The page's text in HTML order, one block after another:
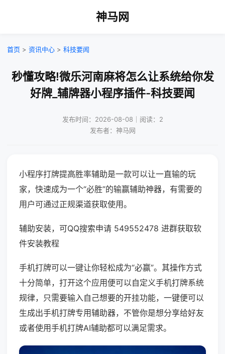
神马网
首页 > 资讯中心 > 科技要闻
秒懂攻略!微乐河南麻将怎么让系统给你发
好牌_辅牌器小程序插件-科技要闻
发布时间：2026-08-08｜阅读：2
发布者：神马网
小程序打牌提高胜率辅助是一款可以让一直输的玩
家，快速成为一个“必胜”的输赢辅助神器，有需要的
用户可通过正规渠道获取使用。
辅助安装，可QQ搜索申请 549552478 进群获取软
件安装教程
手机打牌可以一键让你轻松成为“必赢”。其操作方式
十分简单，打开这个应用便可以自定义手机打牌系统
规律，只需要输入自己想要的开挂功能，一键便可以
生成出手机打牌专用辅助器，不管你是想分享给好友
或者使用手机打牌AI辅助都可以满足需求。